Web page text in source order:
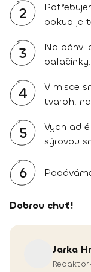
2
pokud je
3
Na pánvi
palačinky.
4
V misce
tvaroh,
5
sýrovou
6
Dobrou chuť!
Jarka